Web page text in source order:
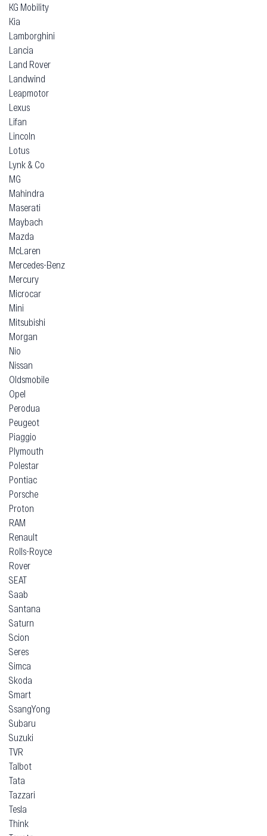
Hongqi
Hummer
Hyundai
IVECO
Infiniti
Isuzu
Jaguar
Jeep
KG Mobility
Kia
Lamborghini
Lancia
Land Rover
Landwind
Leapmotor
Lexus
Lifan
Lincoln
Lotus
Lynk & Co
MG
Mahindra
Maserati
Maybach
Mazda
McLaren
Mercedes-Benz
Mercury
Microcar
Mini
Mitsubishi
Morgan
Nio
Nissan
Oldsmobile
Opel
Perodua
Peugeot
Piaggio
Plymouth
Polestar
Pontiac
Porsche
Proton
RAM
Renault
Rolls-Royce
Rover
SEAT
Saab
Santana
Saturn
Scion
Seres
Simca
Skoda
Smart
SsangYong